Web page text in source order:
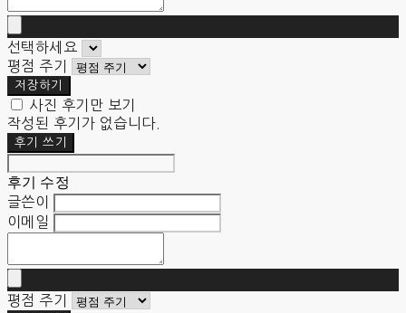
선택하세요
평점 주기
저장하기
사진 후기만 보기
작성된 후기가 없습니다.
후기 쓰기
후기 수정
글쓴이
이메일
평점 주기